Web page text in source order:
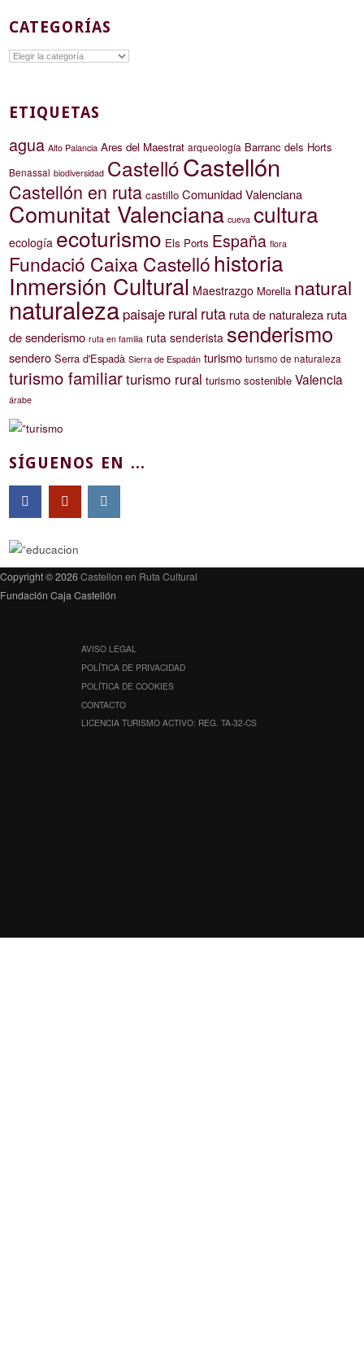
CATEGORÍAS
Categorías
ETIQUETAS
agua Alto Palancia Ares del Maestrat arqueología Barranc dels Horts
Benassal biodiversidad CastellóCastellón
Castellón en ruta castillo Comunidad Valenciana
Comunitat Valenciana cueva cultura
ecología ecoturismo Els Ports España flora
Fundació Caixa Castellóhistoria
Inmersión Cultural Maestrazgo Morella natural
naturaleza paisaje rural ruta ruta de naturaleza ruta
de senderismo ruta en familia ruta senderista senderismo
sendero Serra d'Espadà Sierra de Espadán turismo turismo de naturaleza
turismo familiarturismo rural turismo sostenible Valencia
árabe
SÍGUENOS EN ...
Copyright © 2026Castellon en Ruta Cultural
Fundación Caja Castellón
AVISO LEGAL
POLÍTICA DE PRIVACIDAD
POLÍTICA DE COOKIES
CONTACTO
LICENCIA TURISMO ACTIVO: REG. TA-32-CS